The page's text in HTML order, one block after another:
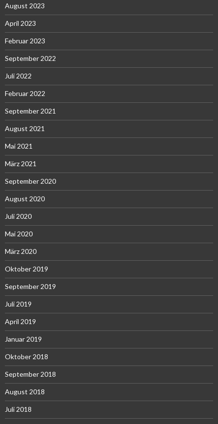
August 2023
April 2023
Februar 2023
September 2022
Juli 2022
Februar 2022
September 2021
August 2021
Mai 2021
März 2021
September 2020
August 2020
Juli 2020
Mai 2020
März 2020
Oktober 2019
September 2019
Juli 2019
April 2019
Januar 2019
Oktober 2018
September 2018
August 2018
Juli 2018